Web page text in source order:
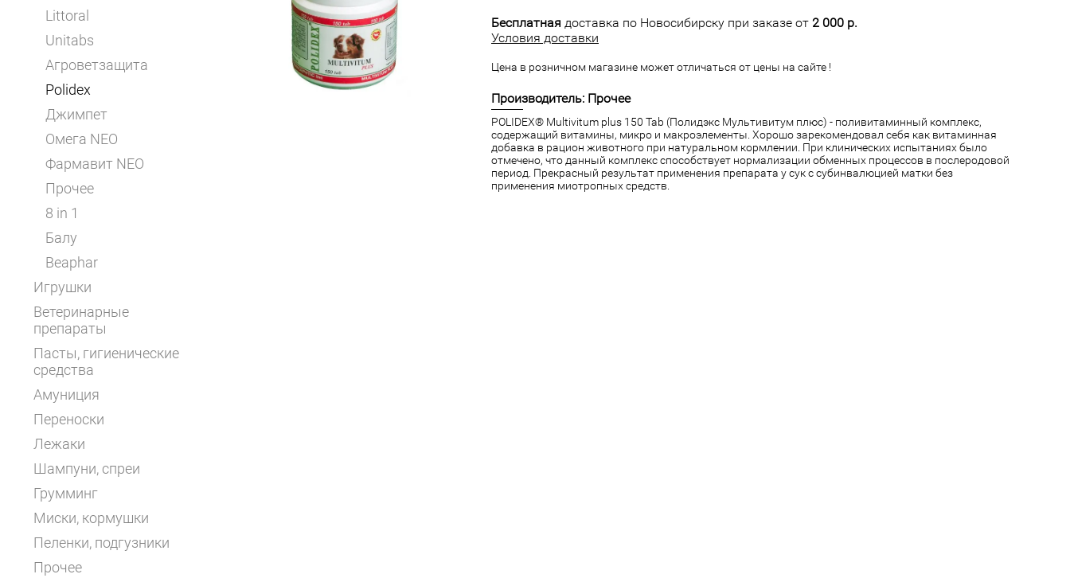
Littoral
Unitabs
Агроветзащита
Polidex
Джимпет
Омега NEO
Фармавит NEO
Прочее
8 in 1
Балу
Beaphar
Игрушки
Ветеринарные
препараты
Пасты, гигиенические
средства
Амуниция
Переноски
Лежаки
Шампуни, спреи
Грумминг
Миски, кормушки
Пеленки, подгузники
Прочее
Бесплатная доставка по Новосибирску при заказе от 2 000 р.
Условия доставки
Цена в розничном магазине может отличаться от цены на сайте !
Производитель: Прочее
POLIDEX® Multivitum plus 150 Tab (Полидэкс Мультивитум плюс) - поливитаминный комплекс,
содержащий витамины, микро и макроэлементы. Хорошо зарекомендовал себя как витаминная
добавка в рацион животного при натуральном кормлении. При клинических испытаниях было
отмечено, что данный комплекс способствует нормализации обменных процессов в послеродовой
период. Прекрасный результат применения препарата у сук с субинвалюцией матки без
применения миотропных средств.